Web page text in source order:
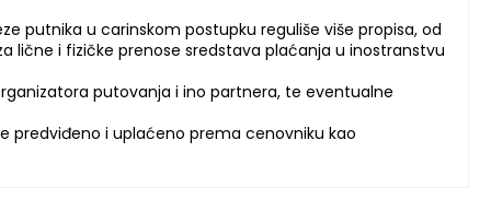
putnika u carinskom postupku reguliše više propisa, od
lične i fizičke prenose sredstava plaćanja u inostranstvu
putovanja i ino partnera, te eventualne
predviđeno i uplaćeno prema cenovniku kao